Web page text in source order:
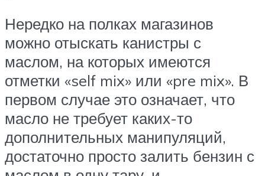
Нередко на полках магазинов
можно отыскать канистры с
маслом, на которых имеются
отметки «self mix» или «pre mix». В
первом случае это означает, что
масло не требует каких-то
дополнительных манипуляций,
достаточно просто залить бензин с